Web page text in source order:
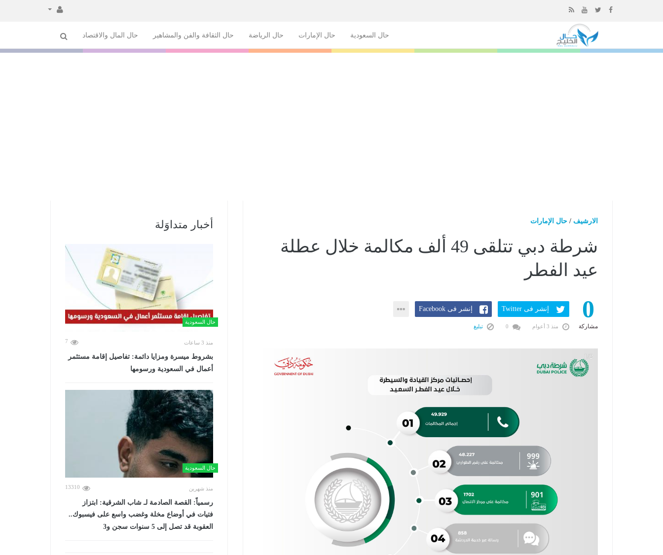
المحتوى
حال السعودية حال الإمارات حال الرياضة حال الثقافة والفن والمشاهير حال المال والاقتصاد
الارشيف / حال الإمارات
شرطة دبي تتلقى 49 ألف مكالمة خلال عطلة
عيد الفطر
0
مشاركة
إنشر فى Twitter إنشر فى Facebook
منذ 3 أعوام تبليغ
1/2
أخبار متداوَلة
حال السعودية
منذ 3 ساعات 7
بشروط ميسرة ومزايا دائمة: تفاصيل إقامة مستثمر
أعمال في السعودية ورسومها
حال السعودية
منذ شهرين 13310
رسمياً: القصة الصادمة لـ شاب الشرقية: ابتزاز
فتيات في أوضاع مخلة وغضب واسع على فيسبوك..
العقوبة قد تصل إلى 5 سنوات سجن و3